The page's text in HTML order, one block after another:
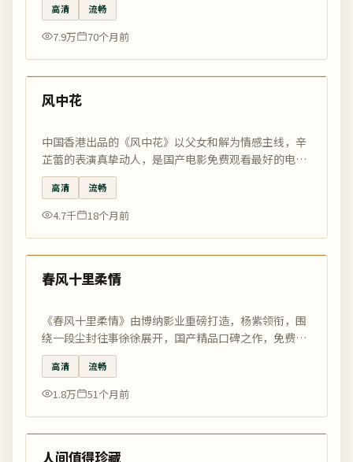
高清 流畅
7.9万 70个月前
精选
99:25
风中花
中国香港出品的《风中花》以父女和解为情感主线，辛
芷蕾的表演真挚动人，是国产电影免费观看最好的电影
网当月精选。
高清 流畅
4.7千 18个月前
精选
99:42
春风十里柔情
《春风十里柔情》由博纳影业重磅打造，杨紫领衔，围
绕一段尘封往事徐徐展开，国产精品口碑之作，免费高
清在线观看尽在国影优选。
高清 流畅
1.8万 51个月前
精选
99:59
人间值得珍藏